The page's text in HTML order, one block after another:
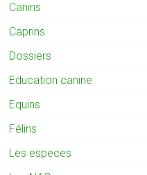
Canins
Caprins
Dossiers
Education canine
Equins
Félins
Les especes